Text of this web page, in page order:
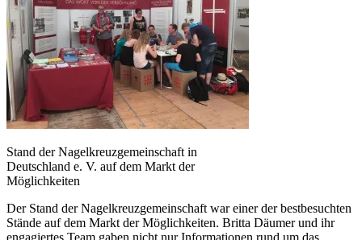
Stand der Nagelkreuzgemeinschaft in
Deutschland e. V. auf dem Markt der
Möglichkeiten
Der Stand der Nagelkreuzgemeinschaft war einer der bestbesuchten
Stände auf dem Markt der Möglichkeiten. Britta Däumer und ihr
engagiertes Team gaben nicht nur Informationen rund um das